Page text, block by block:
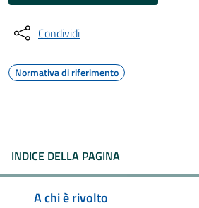
Condividi
Normativa di riferimento
INDICE DELLA PAGINA
A chi è rivolto